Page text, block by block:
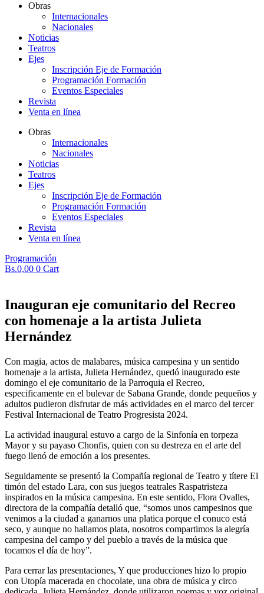
Obras
Internacionales
Nacionales
Noticias
Teatros
Ejes
Inscripción Eje de Formación
Programación Formación
Eventos Especiales
Revista
Venta en línea
Obras
Internacionales
Nacionales
Noticias
Teatros
Ejes
Inscripción Eje de Formación
Programación Formación
Eventos Especiales
Revista
Venta en línea
Programación
Bs.0,00 0 Cart
Inauguran eje comunitario del Recreo
con homenaje a la artista Julieta
Hernández
Con magia, actos de malabares, música campesina y un sentido
homenaje a la artista, Julieta Hernández, quedó inaugurado este
domingo el eje comunitario de la Parroquia el Recreo,
especificamente en el bulevar de Sabana Grande, donde pequeños y
adultos pudieron disfrutar de más actividades en el marco del tercer
Festival Internacional de Teatro Progresista 2024.
La actividad inaugural estuvo a cargo de la Sinfonía en torpeza
Mayor y su payaso Chonfis, quien con su destreza en el arte del
fuego llenó de emoción a los presentes.
Seguidamente se presentó la Compañía regional de Teatro y títere El
timón del estado Lara, con sus juegos teatrales Raspatristeza
inspirados en la música campesina. En este sentido, Flora Ovalles,
directora de la compañía detalló que, “somos unos campesinos que
venimos a la ciudad a ganarnos una platica porque el conuco está
seco, y aunque no hallamos plata, nosotros compartimos la alegría
campesina del campo y del pueblo a través de la música que
tocamos el día de hoy”.
Para cerrar las presentaciones, Y que producciones hizo lo propio
con Utopía macerada en chocolate, una obra de música y circo